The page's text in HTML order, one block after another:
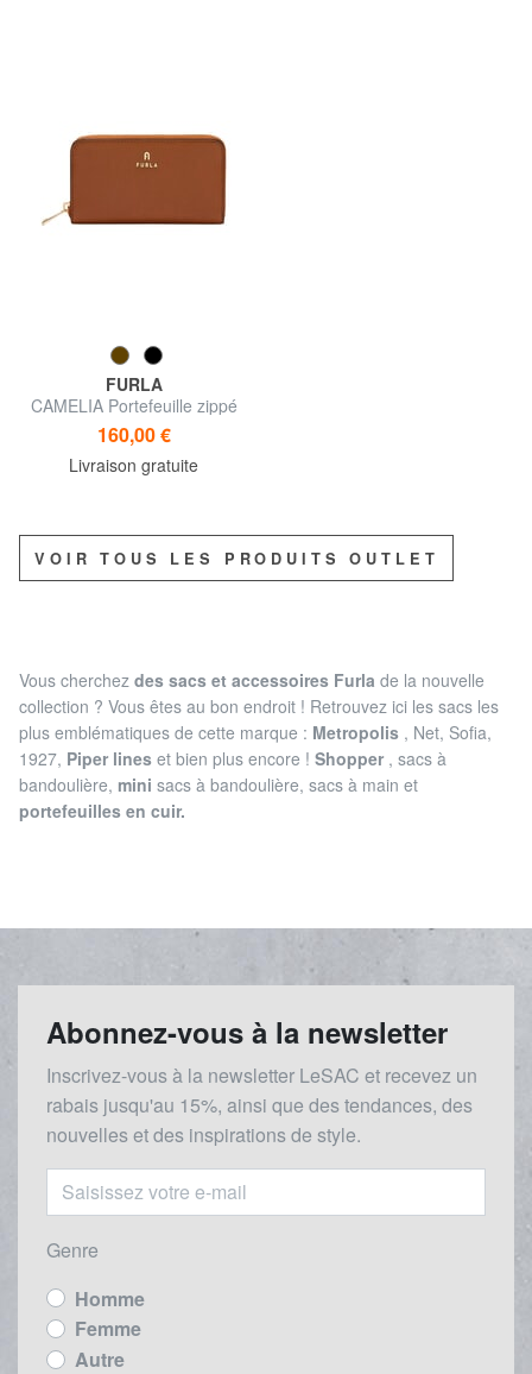
FURLA
CAMELIA Portefeuille zippé
en cuir
160,00 €
Livraison gratuite
VOIR TOUS LES PRODUITS OUTLET
Vous cherchez des sacs et accessoires Furla de la nouvelle
collection ? Vous êtes au bon endroit ! Retrouvez ici les sacs les
plus emblématiques de cette marque : Metropolis , Net, Sofia,
1927, Piper lines et bien plus encore ! Shopper , sacs à
bandoulière, mini sacs à bandoulière, sacs à main et
portefeuilles en cuir.
Abonnez-vous à la newsletter
Inscrivez-vous à la newsletter LeSAC et recevez un
rabais jusqu'au 15%, ainsi que des tendances, des
nouvelles et des inspirations de style.
Genre
Homme
Femme
Autre